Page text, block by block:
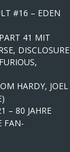
#16 – EDEN
41 MIT
DISCLOSURE
HARDY, JOEL
– 80 JAHRE
FAN-